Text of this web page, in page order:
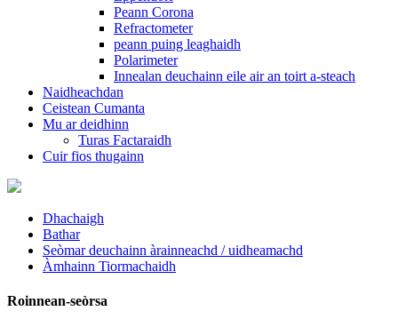
Peann Corona
Refractometer
peann puing leaghaidh
Polarimeter
Innealan deuchainn eile air an toirt a-steach
Naidheachdan
Ceistean Cumanta
Mu ar deidhinn
Turas Factaraidh
Cuir fios thugainn
Dhachaigh
Bathar
Seòmar deuchainn àrainneachd / uidheamachd
Àmhainn Tiormachaidh
Roinnean-seòrsa